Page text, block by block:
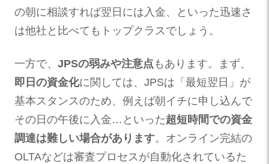
の朝に相談すれば翌日には入金、といった迅速さ
は他社と比べてもトップクラスでしょう。
一方で、 JPSの弱みや注意点 もあります。まず、
即日の資金化に関しては、JPSは「最短翌日」が
基本スタンスのため、例えば朝イチに申し込んで
その日の午後に入金…といった超短時間での資金
調達は難しい場合があります。オンライン完結の
OLTAなどは審査プロセスが自動化されているた